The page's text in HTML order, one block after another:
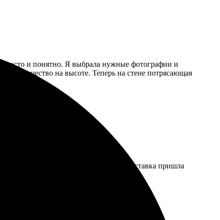
просто и понятно. Я выбрала нужные фотографии и
а качество на высоте. Теперь на стене потрясающая
Цвета яркие, детали четкие. Доставка пришла